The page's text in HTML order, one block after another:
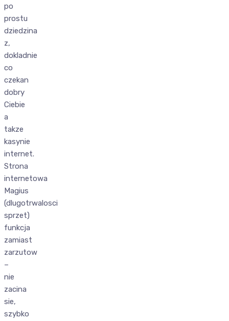
po
prostu
dziedzina
z,
dokladnie
co
czekan
dobry
Ciebie
a
takze
kasynie
internet.
Strona
internetowa
Magius
(dlugotrwalosci
sprzet)
funkcja
zamiast
zarzutow
–
nie
zacina
sie,
szybko